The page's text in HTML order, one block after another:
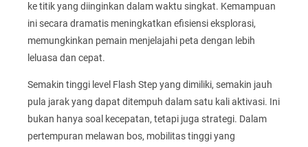
ke titik yang diinginkan dalam waktu singkat. Kemampuan
ini secara dramatis meningkatkan efisiensi eksplorasi,
memungkinkan pemain menjelajahi peta dengan lebih
leluasa dan cepat.
Semakin tinggi level Flash Step yang dimiliki, semakin jauh
pula jarak yang dapat ditempuh dalam satu kali aktivasi. Ini
bukan hanya soal kecepatan, tetapi juga strategi. Dalam
pertempuran melawan bos, mobilitas tinggi yang